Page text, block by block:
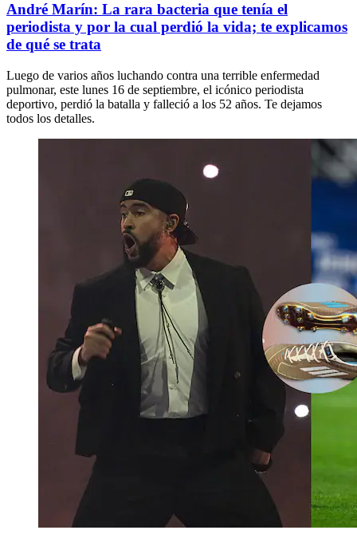
André Marín: La rara bacteria que tenía el
periodista y por la cual perdió la vida; te explicamos
de qué se trata
Luego de varios años luchando contra una terrible enfermedad
pulmonar, este lunes 16 de septiembre, el icónico periodista
deportivo, perdió la batalla y falleció a los 52 años. Te dejamos
todos los detalles.